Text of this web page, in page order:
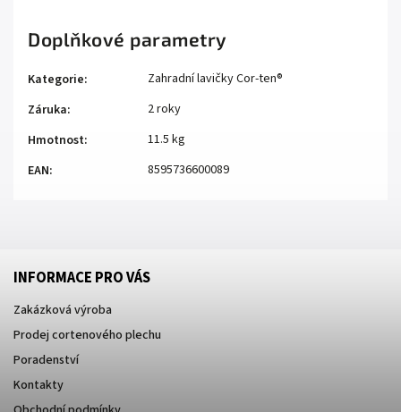
Doplňkové parametry
Kategorie:
Zahradní lavičky Cor-ten®
Záruka:
2 roky
Hmotnost:
11.5 kg
EAN: 8595736600089
INFORMACE PRO VÁS
Zakázková výroba
Prodej cortenového plechu
Poradenství
Kontakty